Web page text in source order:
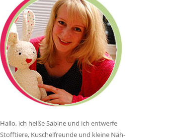
Hallo, ich heiße Sabine und ich entwerfe
Stofftiere, Kuschelfreunde und kleine Näh-